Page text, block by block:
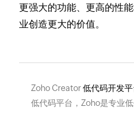
更强大的功能、更高的性
业创造更大的价值。
Zoho Creator低代码开发平
低代码平台，Zoho是专业低